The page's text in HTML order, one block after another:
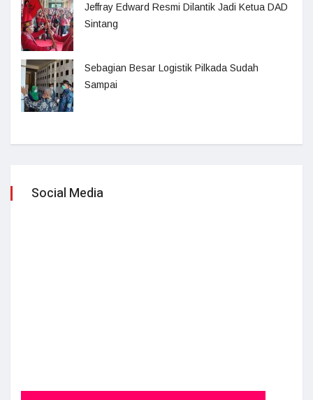
Jeffray Edward Resmi Dilantik Jadi Ketua DAD
Sintang
Sebagian Besar Logistik Pilkada Sudah
Sampai
Social Media